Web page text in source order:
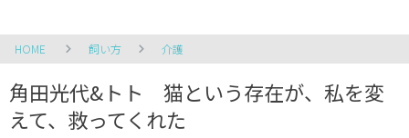
HOME 飼い方 介護
角田光代&トト 猫という存在が、私を変
えて、救ってくれた